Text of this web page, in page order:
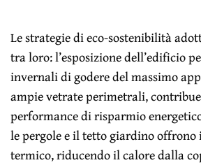
Le strategie di eco-sostenibilità
tra loro: l’esposizione dell’edificio
invernali di godere del massimo
ampie vetrate perimetrali,
performance di risparmio
le pergole e il tetto giardino offrono
termico, riducendo il calore dalla